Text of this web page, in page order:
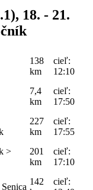
18. - 21.
138
km
cieľ:
12:10
7,4
km
cieľ:
17:50
227
km
cieľ:
17:55
>
201
km
cieľ:
17:10
142
cieľ: